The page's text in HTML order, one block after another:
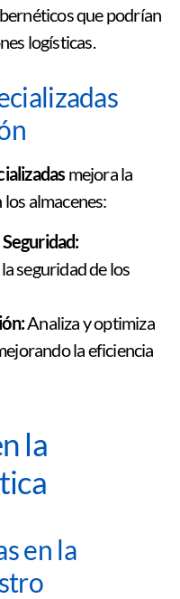
que podrían
logísticas.
mejora la
los almacenes:
seguridad de los
Analiza y optimiza
la eficiencia
la
en la